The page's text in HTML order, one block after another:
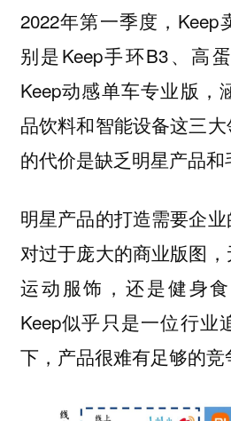
2022年第一季度，Keep
别是Keep手环B3、高
Keep动感单车专业版，
品饮料和智能设备这三
的代价是缺乏明星产品和
明星产品的打造需要企
对过于庞大的商业版图，
运动服饰，还是健身
Keep似乎只是一位行业
下，产品很难有足够的竞